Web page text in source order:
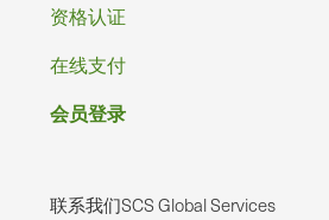
资格认证
在线支付
会员登录
联系我们SCS Global Services